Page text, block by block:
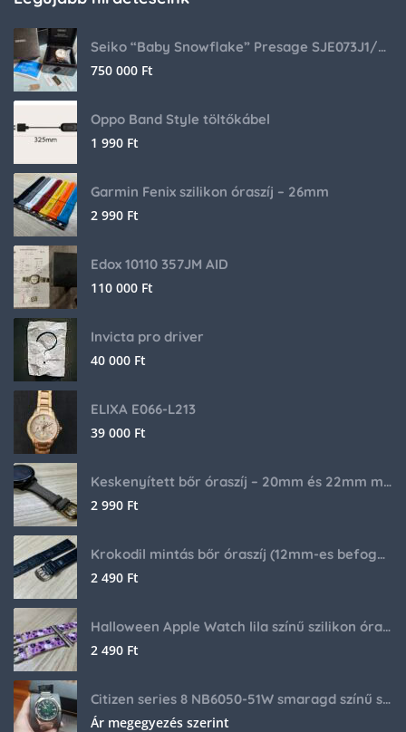
Seiko “Baby Snowflake” Presage SJE073J1/SARA015 Limited Edition
750 000 Ft
Oppo Band Style töltőkábel
1 990 Ft
Garmin Fenix szilikon óraszíj – 26mm
2 990 Ft
Edox 10110 357JM AID
110 000 Ft
Invicta pro driver
40 000 Ft
ELIXA E066-L213
39 000 Ft
Keskenyített bőr óraszíj – 20mm és 22mm méretben
2 990 Ft
Krokodil mintás bőr óraszíj (12mm-es befogóval rendelkező órához)
2 490 Ft
Halloween Apple Watch lila színű szilikon óraszíj
2 490 Ft
Citizen series 8 NB6050-51W smaragd színű számlappal
Ár megegyezés szerint